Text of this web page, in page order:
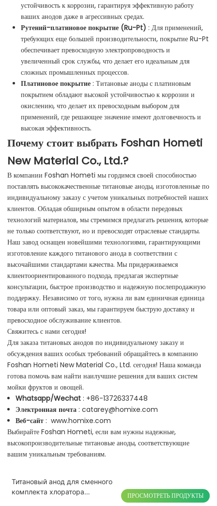
устойчивость к коррозии, гарантируя эффективную работу
ваших анодов даже в агрессивных средах.
Рутений-платиновое покрытие (Ru-Pt) : Для применений,
требующих еще большей производительности, покрытие Ru-Pt
обеспечивает превосходную электропроводность и
увеличенный срок службы, что делает его идеальным для
сложных промышленных процессов.
Платиновое покрытие : Титановые аноды с платиновым
покрытием обладают высокой устойчивостью к коррозии и
окислению, что делает их превосходным выбором для
применений, где решающее значение имеют долговечность и
высокая эффективность.
Почему стоит выбрать Foshan Hometi
New Material Co., Ltd.?
В компании Foshan Hometi мы гордимся своей способностью
поставлять высококачественные титановые аноды, изготовленные по
индивидуальному заказу с учетом уникальных потребностей наших
клиентов. Обладая обширным опытом в области передовых
технологий материалов, мы стремимся предлагать решения, которые
не только соответствуют, но и превосходят отраслевые стандарты.
Наш завод оснащен новейшими технологиями, гарантирующими
изготовление каждого титанового анода в соответствии с
высочайшими стандартами качества. Мы придерживаемся
клиентоориентированного подхода, предлагая экспертные
консультации, быстрое производство и надежную послепродажную
поддержку. Независимо от того, нужна ли вам единичная единица
товара или оптовый заказ, мы гарантируем быструю доставку и
превосходное обслуживание клиентов.
Свяжитесь с нами сегодня!
Для заказа титановых анодов по индивидуальному заказу и
обсуждения ваших особых требований обращайтесь в компанию
Foshan Hometi New Material Co., Ltd. сегодня! Наша команда
готова помочь вам найти наилучшие решения для ваших систем
мойки фруктов и овощей.
Whatsapp/Wechat : +86-13726337448
Электронная почта : catarey@homixe.com
Веб-сайт : www.homixe.com
Выбирайте Foshan Hometi, если вам нужны надежные,
высокопроизводительные титановые аноды, соответствующие
вашим уникальным требованиям.
Титановый анод для сменного
комплекта хлоратора
ПРОСМОТРЕТЬ ПРОДУКТЫ